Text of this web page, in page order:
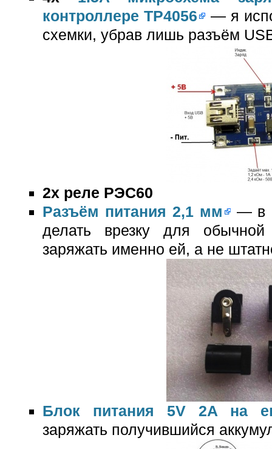
контроллере TP4056
— я
схемки, убрав лишь разъём
2x реле РЭС60
Разъём питания 2,1 мм — в
делать врезку для
заряжать именно ей, а не
Блок питания 5V 2A на
заряжать получившийся